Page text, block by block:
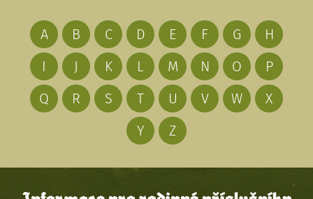
A B C D E F G
H
I
J K L M N O
P
Q
R S T U V W
X
Y
Z